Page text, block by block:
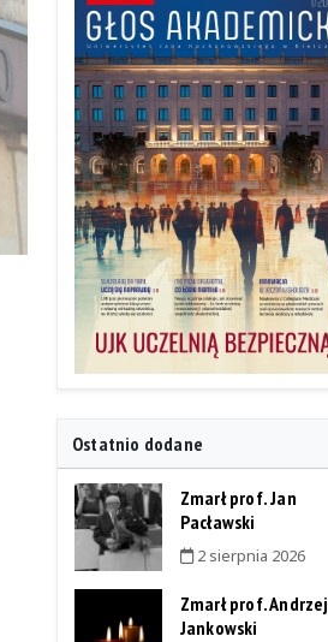
Ostatnio dodane
Zmarł prof. Jan
Pacławski
2 sierpnia 2026
Zmarł prof. Andrzej
Jankowski